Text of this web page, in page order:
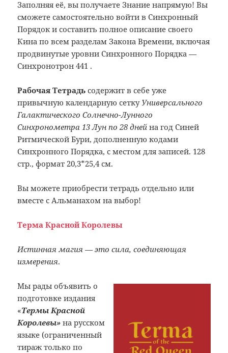
Заполняя её, вы получаете Знание напрямую! Вы
сможете самостоятельно войти в Синхронный
Порядок и составить полное описание своего
Кина по всем разделам Закона Времени, включая
продвинутые уровни Синхронного Порядка—
Синхронотрон 441 .
Рабочая Тетрадь содержит в себе уже
привычную календарную сеткуУниверсального
Галактического Солнечно-Лунного
Синхронометра 13 Лун по 28 дней на год Синей
Ритмической Бури, дополненную кодами
Синхронного Порядка, с местом для записей. 128
стр., формат 20,3*25,4 см.
Вы можете приобрести тетрадь отдельно или
вместе с Альманахом на выбор!
Терма Красной Королевы
Истинная магия — это сила, соединяющая
измерения.
Мы рады объявить о
подготовке издания
«Термы Красной
Королевы» на русском
языке (ограниченный
тираж только по